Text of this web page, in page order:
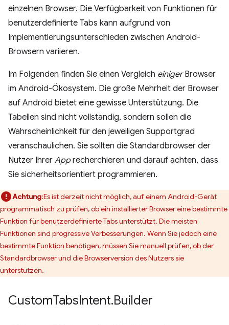
einzelnen Browser. Die Verfügbarkeit von Funktionen für
benutzerdefinierte Tabs kann aufgrund von
Implementierungsunterschieden zwischen Android-
Browsern variieren.
Im Folgenden finden Sie einen Vergleich einigerBrowser
im Android-Ökosystem. Die große Mehrheit der Browser
auf Android bietet eine gewisse Unterstützung. Die
Tabellen sind nicht vollständig, sondern sollen die
Wahrscheinlichkeit für den jeweiligen Supportgrad
veranschaulichen. Sie sollten die Standardbrowser der
Nutzer Ihrer Apprecherchieren und darauf achten, dass
Sie sicherheitsorientiert programmieren.
Achtung:Es ist derzeit nicht möglich, auf einem Android-Gerät
programmatisch zu prüfen, ob ein installierter Browser eine bestimmte
Funktion für benutzerdefinierte Tabs unterstützt. Die meisten
Funktionen sind progressive Verbesserungen. Wenn Sie jedoch eine
bestimmte Funktion benötigen, müssen Sie manuell prüfen, ob der
Standardbrowser und die Browserversion des Nutzers sie
unterstützen.
CustomTabsIntent.Builder